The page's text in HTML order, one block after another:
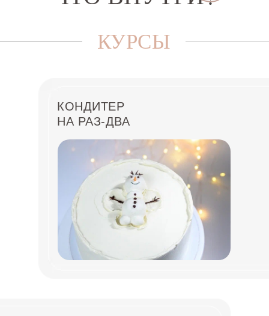
КУРСЫ
КОНДИТЕР
НА РАЗ-ДВА